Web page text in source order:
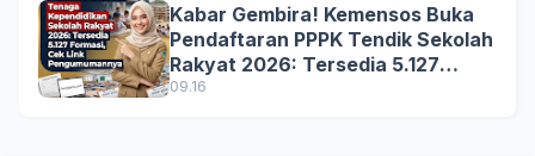
Kabar Gembira! Kemensos Buka
Pendaftaran PPPK Tendik Sekolah
Rakyat 2026: Tersedia 5.127
Formasi, Simak Syarat dan
09.16